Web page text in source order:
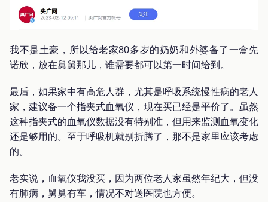
我不是土豪，所以给老家80多岁的奶奶和外婆备了一盒先
诺欣，放在舅舅那儿，谁需要都可以第一时间给到。
最后，如果家中有高危人群，尤其是呼吸系统慢性病的老人
家，建议备一个指夹式血氧仪，现在买已经是平价了。虽然
这种指夹式的血氧仪数据没有特别准，但用来监测血氧变化
还是够用的。至于呼吸机就别折腾了，那不是家里应该考虑
的。
老实说，血氧仪我没买，因为两位老人家虽然年纪大，但没
有肺病，舅舅有车，情况不对送医院也方便。